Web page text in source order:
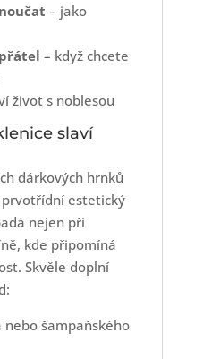
– jako
– když chcete
život s noblesou
slaví
dárkových hrnků
estetický
nejen při
kde připomíná
Skvěle doplní
šampaňského